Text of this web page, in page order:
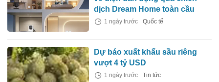
dịch Dream Home toàn cầu
1 ngày trước Quốc tế
Dự báo xuất khẩu sầu riêng
vượt 4 tỷ USD
1 ngày trước Tin tức